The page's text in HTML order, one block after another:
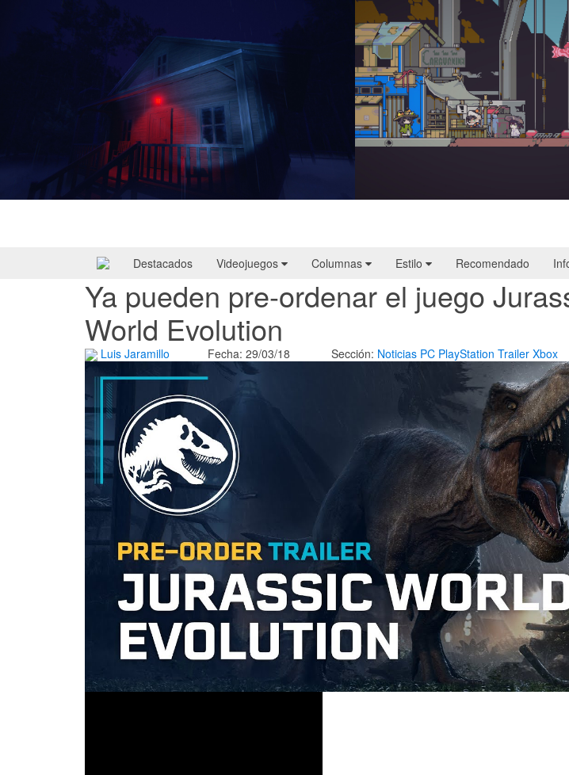
Destacados Videojuegos Columnas Estilo Recomendado
Ya pueden pre-ordenar el juego
World Evolution
Luis Jaramillo Fecha: 29/03/18 Sección: Noticias PC PlayStation Trailer Xbox